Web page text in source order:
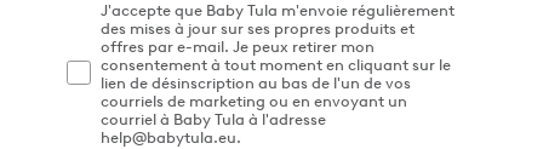
J'accepte que Baby Tula m'envoie régulièrement
des mises à jour sur ses propres produits et
offres par e-mail. Je peux retirer mon
consentement à tout moment en cliquant sur le
lien de désinscription au bas de l'un de vos
courriels de marketing ou en envoyant un
courriel à Baby Tula à l'adresse
help@babytula.eu.